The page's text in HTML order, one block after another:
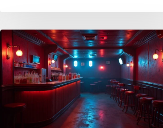
Bars
dansants
et
discothèques